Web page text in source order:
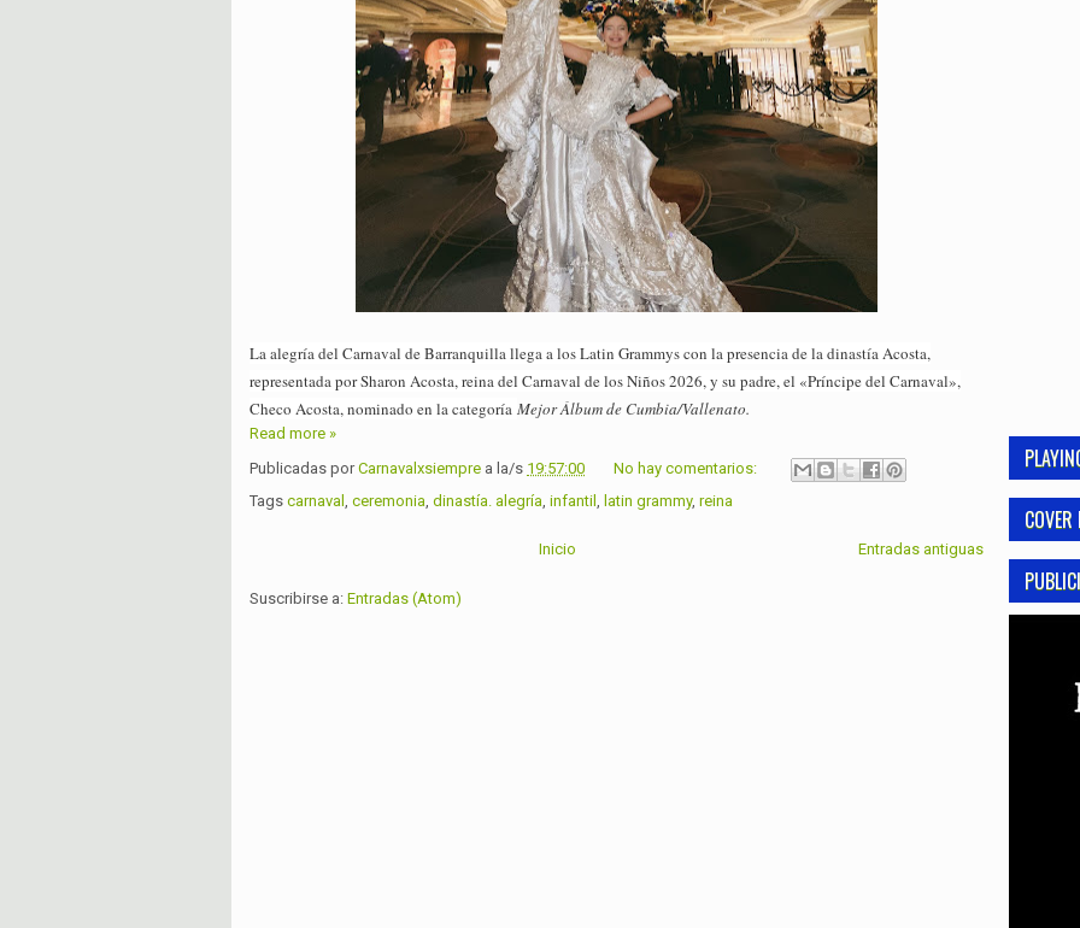
La alegría del Carnaval de Barranquilla llega a los Latin Grammys con la presencia de la dinastía Acosta,
representada por Sharon Acosta, reina del Carnaval de los Niños 2026, y su padre, el «Príncipe del Carnaval»,
Checo Acosta, nominado en la categoría Mejor Álbum de Cumbia/Vallenato.
Read more »
Publicadas porCarnavalxsiempre a la/s 19:57:00
No hay comentarios:
Tags carnaval , ceremonia, dinastía. alegría, infantil , latin grammy, reina
Entradas antiguas
Inicio
Suscribirse a: Entradas (Atom)